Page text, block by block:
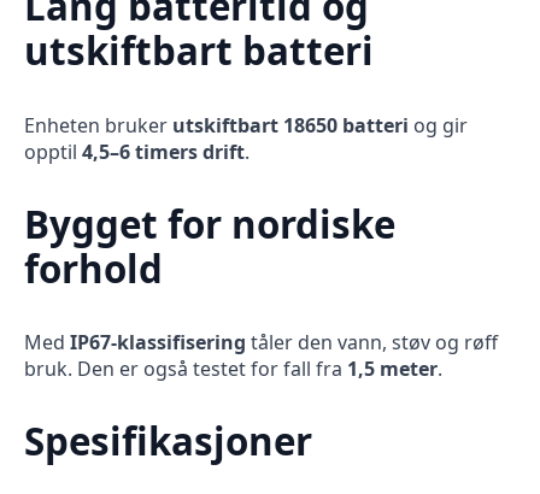
utskiftbart batteri
Enheten bruker utskiftbart 18650 batteri og gir
opptil 4,5–6 timers drift.
Bygget for nordiske
forhold
Med IP67-klassifisering tåler den vann, støv og røff
bruk. Den er også testet for fall fra 1,5 meter.
Spesifikasjoner